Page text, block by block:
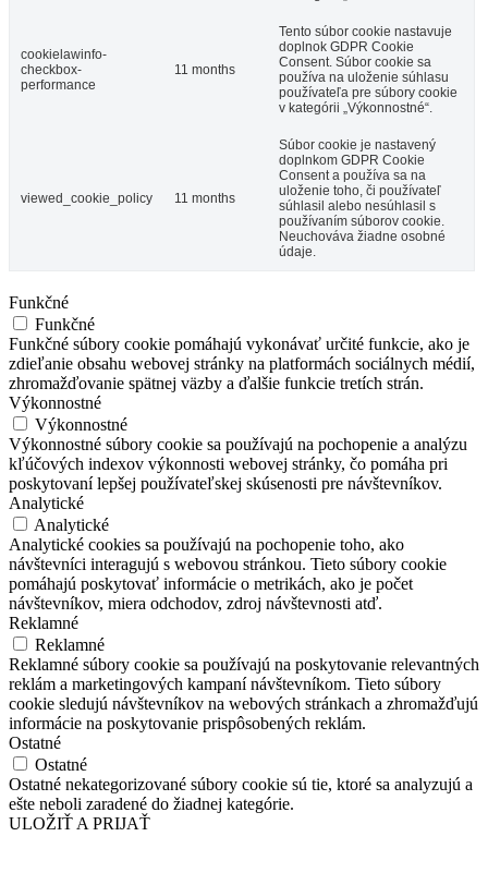
cookielawinfo-
checkbox-
performance
11 months
Tento súbor cookie nastavuje
doplnok GDPR Cookie
Consent. Súbor cookie sa
používa na uloženie súhlasu
používateľa pre súbory cookie
v kategórii „Výkonnostné“.
viewed_cookie_policy 11 months
Súbor cookie je nastavený
doplnkom GDPR Cookie
Consent a používa sa na
uloženie toho, či používateľ
súhlasil alebo nesúhlasil s
používaním súborov cookie.
Neuchováva žiadne osobné
údaje.
Funkčné
Funkčné
Funkčné súbory cookie pomáhajú vykonávať určité funkcie, ako je
zdieľanie obsahu webovej stránky na platformách sociálnych médií,
zhromažďovanie spätnej väzby a ďalšie funkcie tretích strán.
Výkonnostné
Výkonnostné
Výkonnostné súbory cookie sa používajú na pochopenie a analýzu
kľúčových indexov výkonnosti webovej stránky, čo pomáha pri
poskytovaní lepšej používateľskej skúsenosti pre návštevníkov.
Analytické
Analytické
Analytické cookies sa používajú na pochopenie toho, ako
návštevníci interagujú s webovou stránkou. Tieto súbory cookie
pomáhajú poskytovať informácie o metrikách, ako je počet
návštevníkov, miera odchodov, zdroj návštevnosti atď.
Reklamné
Reklamné
Reklamné súbory cookie sa používajú na poskytovanie relevantných
reklám a marketingových kampaní návštevníkom. Tieto súbory
cookie sledujú návštevníkov na webových stránkach a zhromažďujú
informácie na poskytovanie prispôsobených reklám.
Ostatné
Ostatné
Ostatné nekategorizované súbory cookie sú tie, ktoré sa analyzujú a
ešte neboli zaradené do žiadnej kategórie.
ULOŽIŤ A PRIJAŤ